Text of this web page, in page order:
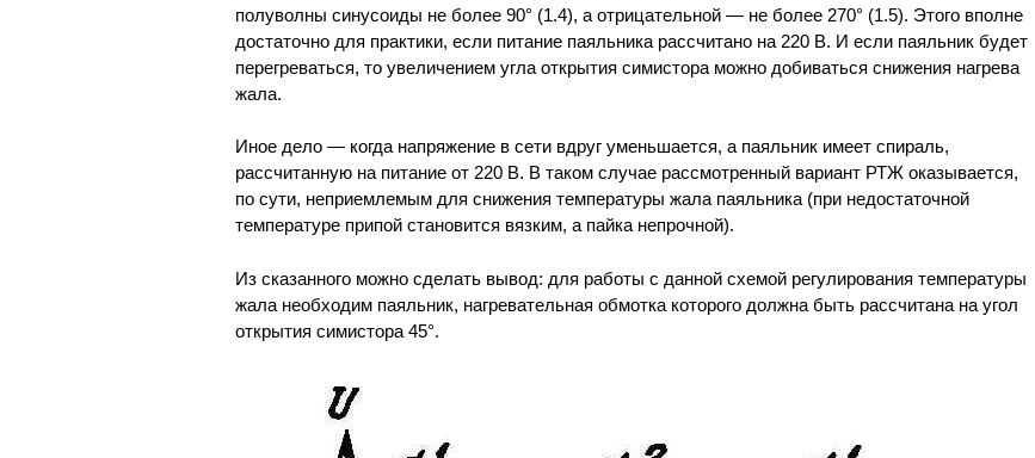
полуволны синусоиды не более 90° (1.4), а отрицательной — не более 270° (1.5). Этого вполне
достаточно для практики, если питание паяльника рассчитано на 220 В. И если паяльник будет
перегреваться, то увеличением угла открытия симистора можно добиваться снижения нагрева
жала.
Иное дело — когда напряжение в сети вдруг уменьшается, а паяльник имеет спираль,
рассчитанную на питание от 220 В. В таком случае рассмотренный вариант РТЖ оказывается,
по сути, неприемлемым для снижения температуры жала паяльника (при недостаточной
температуре припой становится вязким, а пайка непрочной).
Из сказанного можно сделать вывод: для работы с данной схемой регулирования температуры
жала необходим паяльник, нагревательная обмотка которого должна быть рассчитана на угол
открытия симистора 45°.